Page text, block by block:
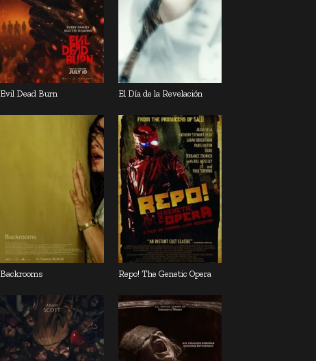
Evil Dead Burn El Día de la Revelación
Backrooms Repo! The Genetic Opera